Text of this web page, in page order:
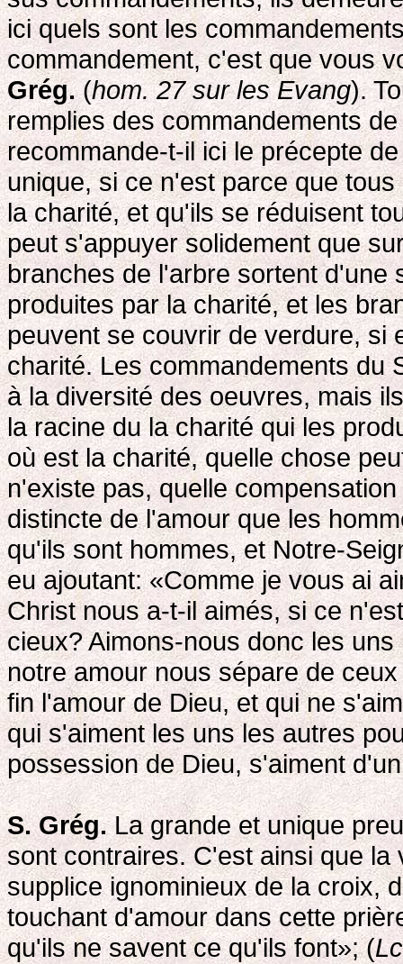
ici quels sont les
commandement, c'est que vous
Grég.(hom. 27 sur les Evang).
remplies des commandements
recommande-t-il ici le précepte
unique, si ce n'est parce que
la charité, et qu'ils se réduisent
peut s'appuyer solidement que
branches de l'arbre sortent d'une
produites par la charité, et les
peuvent se couvrir de verdure, si
charité. Les commandements du
à la diversité des oeuvres, mais
la racine du la charité qui les
où est la charité, quelle chose
n'existe pas, quelle
distincte de l'amour que les
qu'ils sont hommes, et Notre-
eu ajoutant: «Comme je vous ai
Christ nous a-t-il aimés, si ce
cieux? Aimons-nous donc les
notre amour nous sépare de
fin l'amour de Dieu, et qui ne
qui s'aiment les uns les autres
possession de Dieu, s'aiment
S. Grég.La grande et unique
sont contraires. C'est ainsi que
supplice ignominieux de la croix,
touchant d'amour dans cette
qu'ils ne savent ce qu'ils font»; (Lc